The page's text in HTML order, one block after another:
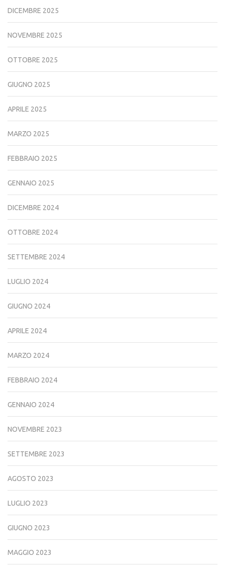
DICEMBRE 2025
NOVEMBRE 2025
OTTOBRE 2025
GIUGNO 2025
APRILE 2025
MARZO 2025
FEBBRAIO 2025
GENNAIO 2025
DICEMBRE 2024
OTTOBRE 2024
SETTEMBRE 2024
LUGLIO 2024
GIUGNO 2024
APRILE 2024
MARZO 2024
FEBBRAIO 2024
GENNAIO 2024
NOVEMBRE 2023
SETTEMBRE 2023
AGOSTO 2023
LUGLIO 2023
GIUGNO 2023
MAGGIO 2023